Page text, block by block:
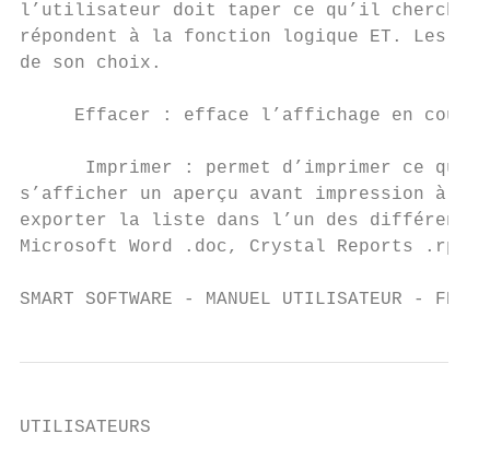
l’utilisateur doit taper ce qu’il cherche.
répondent à la fonction logique ET. Les
de son choix.
     Effacer : efface l’affichage en cours.
Imprimer : permet d’imprimer ce qui
s’afficher un aperçu avant impression à
exporter la liste dans l’un des différents
Microsoft Word .doc, Crystal Reports
SMART SOFTWARE - MANUEL
UTILISATEURS